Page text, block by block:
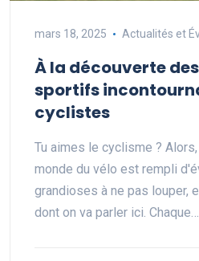
mars 18, 2025 Actualités et
À la découverte
sportifs
cyclistes
Tu aimes le cyclisme ?
monde du vélo est rempli
grandioses à ne pas louper,
dont on va parler ici. Chaque…